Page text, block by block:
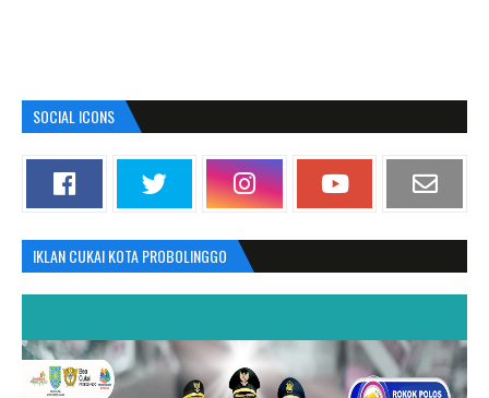
SOCIAL ICONS
IKLAN CUKAI KOTA PROBOLINGGO